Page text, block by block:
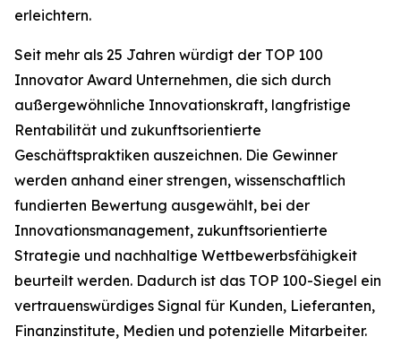
erleichtern.
Seit mehr als 25 Jahren würdigt der TOP 100
Innovator Award Unternehmen, die sich durch
außergewöhnliche Innovationskraft, langfristige
Rentabilität und zukunftsorientierte
Geschäftspraktiken auszeichnen. Die Gewinner
werden anhand einer strengen, wissenschaftlich
fundierten Bewertung ausgewählt, bei der
Innovationsmanagement, zukunftsorientierte
Strategie und nachhaltige Wettbewerbsfähigkeit
beurteilt werden. Dadurch ist das TOP 100-Siegel ein
vertrauenswürdiges Signal für Kunden, Lieferanten,
Finanzinstitute, Medien und potenzielle Mitarbeiter.